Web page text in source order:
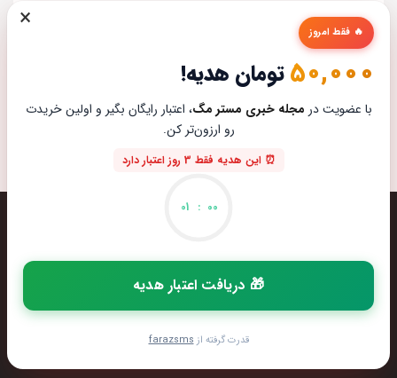
راهنمای معماهای بازی Silent Hill 2 Remake
پیام کریمی
تیم مستر مگ تمام تلاشش رو میکنه تا بهترین تخصصی ترین و
مارو در دنیای زیبای تکنولوژی همراهی میکنین خوشحالیم.
× 🔥 فقط امروز
50,000تومان هدیه!
با عضویت در مجله خبری مستر مگ، اعتبار رایگان بگیر و اولین خریدت
رو ارزون‌تر کن.
⏰ این هدیه فقط 3 روز اعتبار دارد
00
:
01
🎁 دریافت اعتبار هدیه
قدرت گرفته ازfarazsms